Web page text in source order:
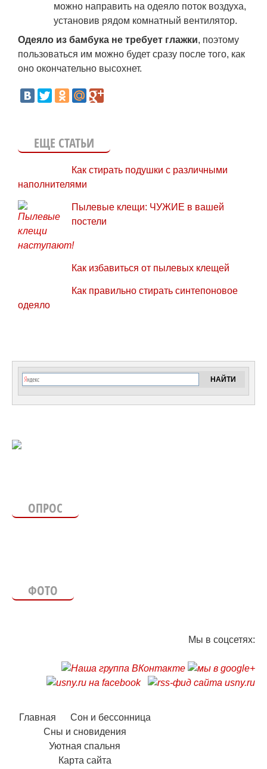
можно направить на одеяло поток воздуха,
установив рядом комнатный вентилятор.
Одеяло из бамбука не требует глажки, поэтому
пользоваться им можно будет сразу после того, как
оно окончательно высохнет.
ЕЩЕ СТАТЬИ
Как стирать подушки с различными
наполнителями
Пылевые клещи: ЧУЖИЕ в вашей
постели
Как избавиться от пылевых клещей
Как правильно стирать синтепоновое
одеяло
ОПРОС
ФОТО
Мы в соцсетях:
Главная
Сон и бессонница
Сны и сновидения
Уютная спальня
Карта сайта